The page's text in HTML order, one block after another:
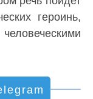
героинь,